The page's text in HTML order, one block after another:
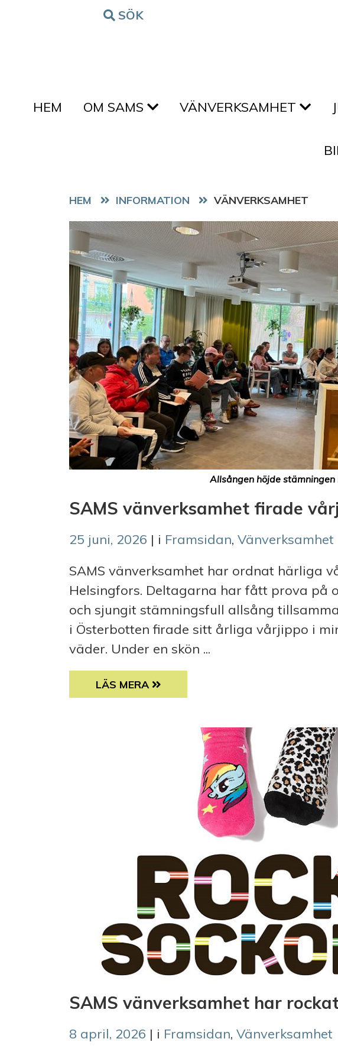
Hoppa till innehålletSÖK
HEM OM SAMS VÄNVERKSAMHET
HEM VÄNVERKSAMHET
Allsången höjde
SAMS vänverksamhet firade
25 juni, 2026 | i Framsidan, Vänverksamhet
SAMS vänverksamhet har ordnat härliga
Helsingfors. Deltagarna har fått prova på
och sjungit stämningsfull allsång
i Österbotten firade sitt årliga vårjippo i
väder. Under en skön ...
SAMS VÄNVERKSAMHET FIRADE VÅRJIPPO
LÄS MERA
SAMS vänverksamhet har
8 april, 2026 | i Framsidan, Vänverksamhet